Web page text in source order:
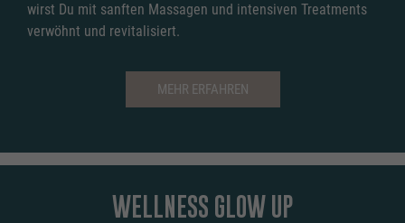
wirst Du mit sanften Massagen und intensiven Treatments
verwöhnt und revitalisiert.
MEHR ERFAHREN
WELLNESS GLOW UP